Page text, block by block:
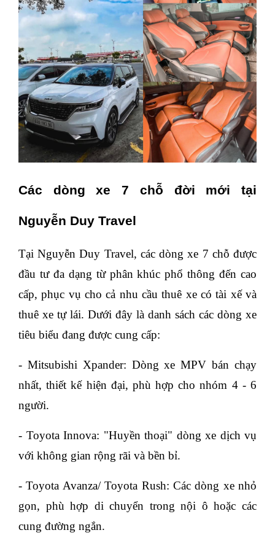
Các dòng xe 7 chỗ đời mới tại
Nguyễn Duy Travel
Tại Nguyễn Duy Travel, các dòng xe 7 chỗ được
đầu tư đa dạng từ phân khúc phổ thông đến cao
cấp, phục vụ cho cả nhu cầu thuê xe có tài xế và
thuê xe tự lái. Dưới đây là danh sách các dòng xe
tiêu biểu đang được cung cấp:
- Mitsubishi Xpander: Dòng xe MPV bán chạy
nhất, thiết kế hiện đại, phù hợp cho nhóm 4 - 6
người.
- Toyota Innova: "Huyền thoại" dòng xe dịch vụ
với không gian rộng rãi và bền bỉ.
- Toyota Avanza/ Toyota Rush: Các dòng xe nhỏ
gọn, phù hợp di chuyển trong nội ô hoặc các
cung đường ngắn.